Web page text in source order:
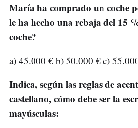
María ha comprado un coche
le ha hecho una rebaja del 15
coche?
a) 45.000 € b) 50.000 € c)
Indica, según las reglas de
castellano, cómo debe ser la
mayúsculas: